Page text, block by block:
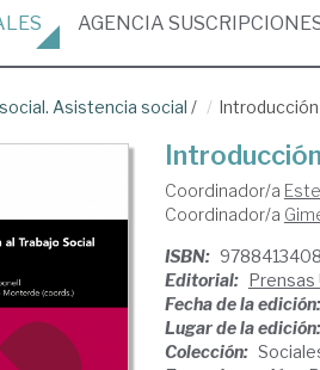
AGENCIA
Asistencia social / Introducción
Coordinador/a
Coordinador/a
ISBN:
Editorial: Prensas
Fecha de la edición:
Lugar de la edición:
Colección: